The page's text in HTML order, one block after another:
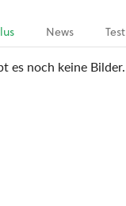
News Test
es noch keine Bilder.